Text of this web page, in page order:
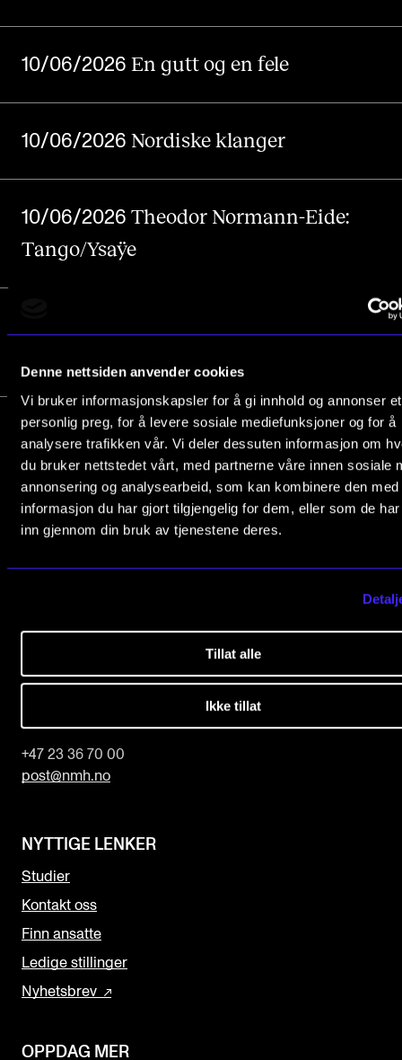
Denne nettsiden anvender cookies
Vi bruker informasjonskapsler for å gi innhold og annonser et
personlig preg, for å levere sosiale mediefunksjoner og for å
analysere trafikken vår. Vi deler dessuten informasjon om
du bruker nettstedet vårt, med partnerne våre innen sosiale
annonsering og analysearbeid, som kan kombinere den med
informasjon du har gjort tilgjengelig for dem, eller som de
inn gjennom din bruk av tjenestene deres.
Tillat alle
Ikke tillat
INTERNASJONALT
Utveksling
Nettverk
AKTUELT
INFO
Om Norges musikkhøgskole
Kontakt oss
Finn ansatte
For ansatte og studenter
10/06/2026 En gutt og en fele
10/06/2026 Nordiske klanger
10/06/2026 Theodor Normann-Eide:
Tango/Ysaÿe
1 2 3 4 5
Norges musikk­høgskole
+47 23 36 70 00
post@nmh.no
NYTTIGE LENKER
Studier
Kontakt oss
Finn ansatte
Ledige stillinger
Nyhetsbrev
OPPDAG MER